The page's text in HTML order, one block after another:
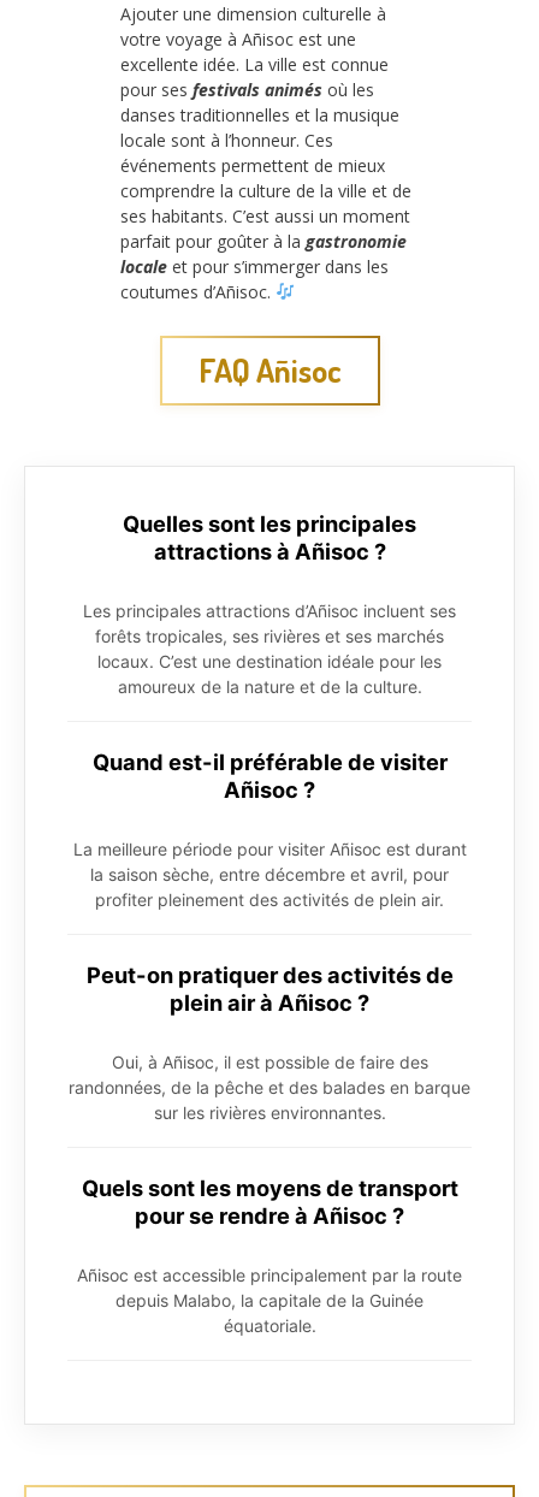
Ajouter une dimension culturelle à
votre voyage à Añisoc est une
excellente idée. La ville est connue
pour ses festivals animés où les
danses traditionnelles et la musique
locale sont à l’honneur. Ces
événements permettent de mieux
comprendre la culture de la ville et de
ses habitants. C’est aussi un moment
parfait pour goûter à la gastronomie
locale et pour s’immerger dans les
coutumes d’Añisoc.
FAQ Añisoc
Quelles sont les principales
attractions à Añisoc ?
Les principales attractions d’Añisoc incluent ses
forêts tropicales, ses rivières et ses marchés
locaux. C’est une destination idéale pour les
amoureux de la nature et de la culture.
Quand est-il préférable de visiter
Añisoc ?
La meilleure période pour visiter Añisoc est durant
la saison sèche, entre décembre et avril, pour
profiter pleinement des activités de plein air.
Peut-on pratiquer des activités de
plein air à Añisoc ?
Oui, à Añisoc, il est possible de faire des
randonnées, de la pêche et des balades en barque
sur les rivières environnantes.
Quels sont les moyens de transport
pour se rendre à Añisoc ?
Añisoc est accessible principalement par la route
depuis Malabo, la capitale de la Guinée
équatoriale.